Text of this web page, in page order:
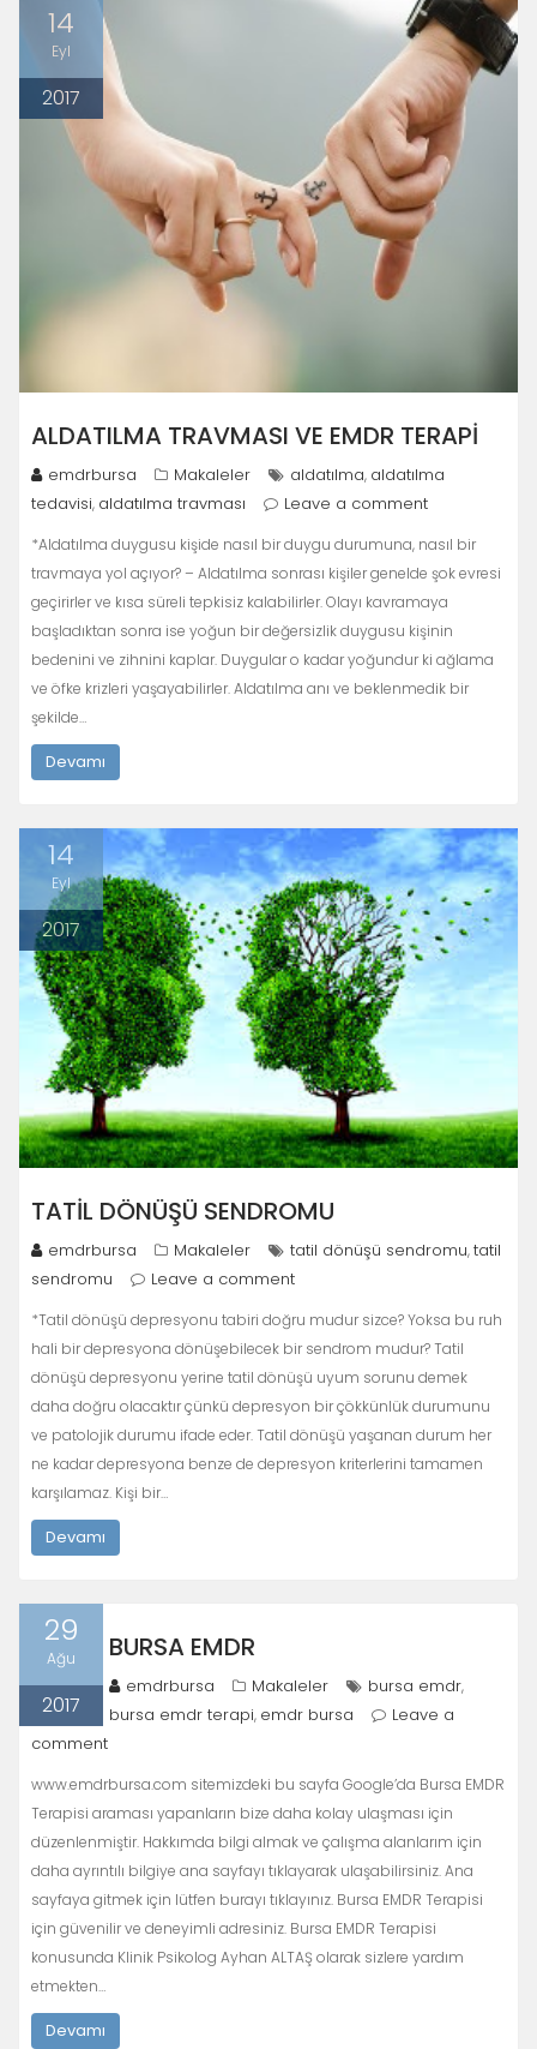
14
Eyl
2017
ALDATILMA TRAVMASI VE EMDR TERAPI
emdrbursa Makaleler aldatılma, aldatılma
tedavisi, aldatılma travması Leave a comment
*Aldatılma duygusu kişide nasıl bir duygu durumuna, nasıl bir
travmaya yol açıyor? – Aldatılma sonrası kişiler genelde şok evresi
geçirirler ve kısa süreli tepkisiz kalabilirler. Olayı kavramaya
başladıktan sonra ise yoğun bir değersizlik duygusu kişinin
bedenini ve zihnini kaplar. Duygular o kadar yoğundur ki ağlama
ve öfke krizleri yaşayabilirler. Aldatılma anı ve beklenmedik bir
şekilde…
Devamı
14
Eyl
2017
TATIL DÖNÜŞÜ SENDROMU
emdrbursa Makaleler tatil dönüşü sendromu,tatil
sendromu
Leave a comment
*Tatil dönüşü depresyonu tabiri doğru mudur sizce? Yoksa bu ruh
hali bir depresyona dönüşebilecek bir sendrom mudur? Tatil
dönüşü depresyonu yerine tatil dönüşü uyum sorunu demek
daha doğru olacaktır çünkü depresyon bir çökkünlük durumunu
ve patolojik durumu ifade eder. Tatil dönüşü yaşanan durum her
ne kadar depresyona benze de depresyon kriterlerini tamamen
karşılamaz. Kişi bir…
Devamı
29
Ağu
2017
BURSA EMDR
emdrbursa Makaleler bursa emdr,
bursa emdr terapi, emdr bursa
Leave a
comment
www.emdrbursa.com sitemizdeki bu sayfa Google’da Bursa EMDR
Terapisi araması yapanların bize daha kolay ulaşması için
düzenlenmiştir. Hakkımda bilgi almak ve çalışma alanlarım için
daha ayrıntılı bilgiye ana sayfayı tıklayarak ulaşabilirsiniz. Ana
sayfaya gitmek için lütfen burayı tıklayınız. Bursa EMDR Terapisi
için güvenilir ve deneyimli adresiniz. Bursa EMDR Terapisi
konusunda Klinik Psikolog Ayhan ALTAŞ olarak sizlere yardım
etmekten…
Devamı